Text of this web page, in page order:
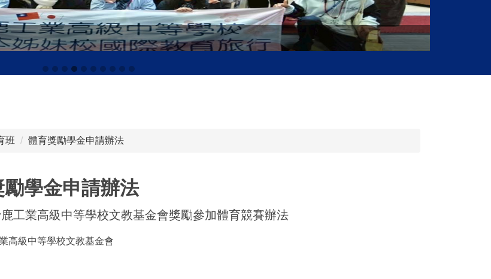
班 體育獎勵學金申請辦法
金申請辦法
工業高級中等學校文教基金會獎勵參加體育競賽辦法
高級中等學校文教基金會